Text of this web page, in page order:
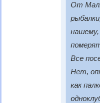
От
Все
Нет,
как